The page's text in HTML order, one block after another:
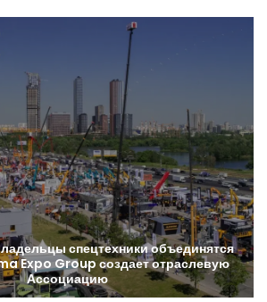
спецтехникиобъединятся
Expo Group создаетотраслевую
Ассоциацию